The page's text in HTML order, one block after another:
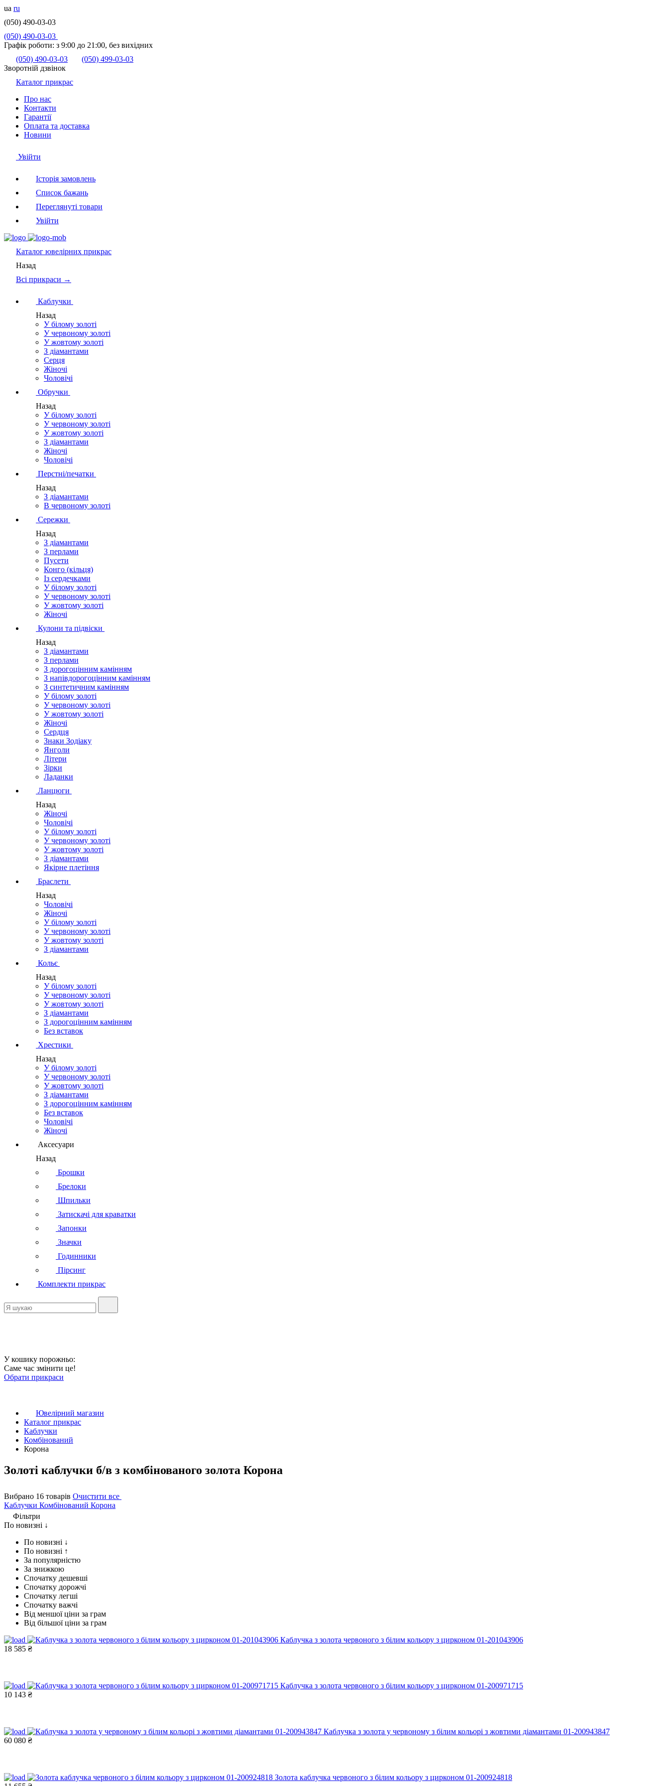
ua ru
(050) 490-03-03
(050) 490-03-03
Графік роботи: з 9:00 до 21:00, без вихідних
(050) 490-03-03
(050) 499-03-03
Зворотній дзвінок
Каталог прикрас
Про нас
Контакти
Гарантії
Оплата та доставка
Новини
Увійти
Історія замовлень
Список бажань
Переглянуті товари
Увійти
Каталог ювелірних прикрас
Назад
Всі прикраси →
Каблучки
Назад
У білому золоті
У червоному золоті
У жовтому золоті
З діамантами
Серця
Жіночі
Чоловічі
Обручки
Назад
У білому золоті
У червоному золоті
У жовтому золоті
З діамантами
Жіночі
Чоловічі
Перстні/печатки
Назад
З діамантами
В червоному золоті
Сережки
Назад
З діамантами
З перлами
Пусети
Конго (кільця)
Із сердечками
У білому золоті
У червоному золоті
У жовтому золоті
Жіночі
Кулони та підвіски
Назад
З діамантами
З перлами
З дорогоцінним камінням
З напівдорогоцінним камінням
З синтетичним камінням
У білому золоті
У червоному золоті
У жовтому золоті
Жіночі
Сердця
Знаки Зодіаку
Янголи
Літери
Зірки
Ладанки
Ланцюги
Назад
Жіночі
Чоловічі
У білому золоті
У червоному золоті
У жовтому золоті
З діамантами
Якірне плетіння
Браслети
Назад
Чоловічі
Жіночі
У білому золоті
У червоному золоті
У жовтому золоті
З діамантами
Кольє
Назад
У білому золоті
У червоному золоті
У жовтому золоті
З діамантами
З дорогоцінним камінням
Без вставок
Хрестики
Назад
У білому золоті
У червоному золоті
У жовтому золоті
З діамантами
З дорогоцінним камінням
Без вставок
Чоловічі
Жіночі
Аксесуари
Назад
Брошки
Брелоки
Шпильки
Затискачі для краватки
Запонки
Значки
Годинники
Пірсинг
Комплекти прикрас
У кошику порожньо:
Саме час змінити це!
Обрати прикраси
Ювелірний магазин
Каталог прикрас
Каблучки
Комбінований
Корона
Золоті каблучки б/в з комбінованого золота Корона
Вибрано 16 товарів Очистити все
Каблучки Комбінований Корона
Фільтри
По новизні ↓
По новизні ↓
По новизні ↑
За популярністю
За знижкою
Спочатку дешевші
Спочатку дорожчі
Спочатку легші
Спочатку важчі
Від меншої ціни за грам
Від більшої ціни за грам
Каблучка з золота червоного з білим кольору з цирконом 01-201043906
18 585 ₴
Каблучка з золота червоного з білим кольору з цирконом 01-200971715
10 143 ₴
Каблучка з золота у червоному з білим кольорі з жовтими діамантами 01-200943847
60 080 ₴
Золота каблучка червоного з білим кольору з цирконом 01-200924818